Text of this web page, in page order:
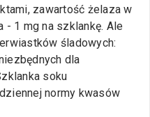
zawartość żelaza w
1 mg na szklankę. Ale
śladowych:
dla
soku
normy kwasów